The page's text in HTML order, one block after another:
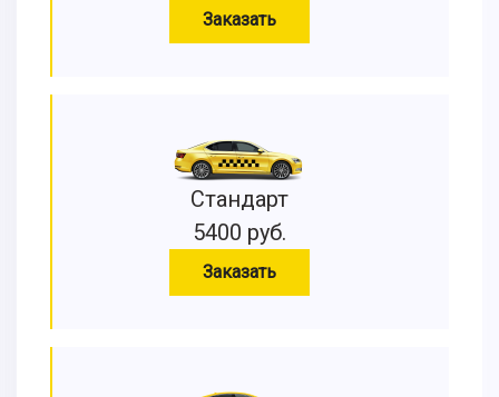
Заказать
Стандарт
5400 руб.
Заказать